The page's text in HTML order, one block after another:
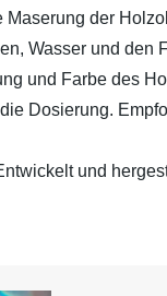
der
Wasser und den
und Farbe des
Dosierung.
und